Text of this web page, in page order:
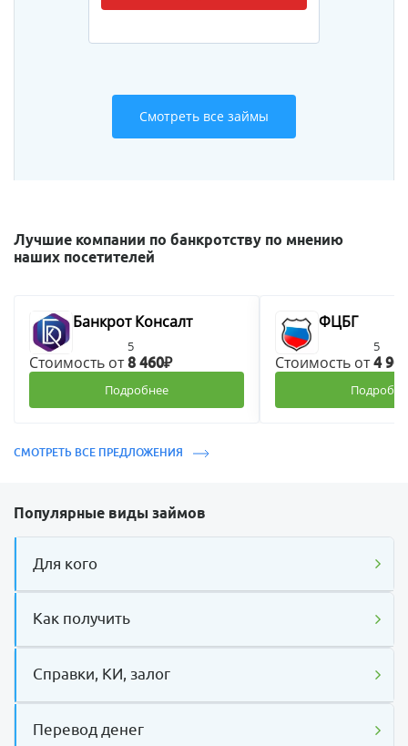
Смотреть все займы
Лучшие компании по банкротству по мнению
наших посетителей
Банкрот Консалт
5
Стоимость от8 460₽
Подробнее
ФЦБГ
5
Стоимость от4
СМОТРЕТЬ ВСЕ ПРЕДЛОЖЕНИЯ
Популярные виды займов
Для кого
Как получить
Справки, КИ, залог
Перевод денег